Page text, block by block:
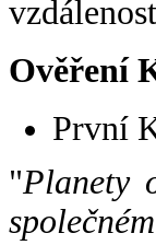
Ověření
První
"Planety